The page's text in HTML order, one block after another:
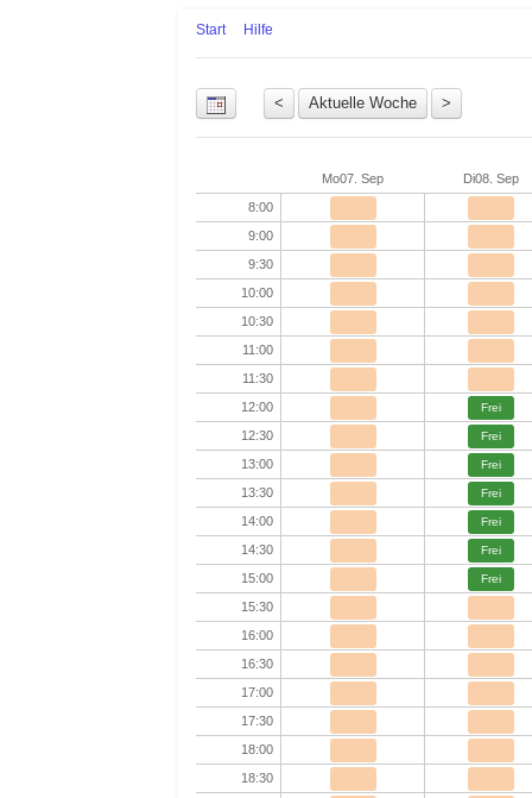
Start Hilfe
Mo07. Sep Di08. Sep
8:00
9:00
9:30
10:00
10:30
11:00
11:30
12:00
Frei
12:30 Frei
13:00 Frei
13:30 Frei
14:00 Frei
14:30 Frei
15:00 Frei
15:30
16:00
16:30
17:00
17:30
18:00
18:30